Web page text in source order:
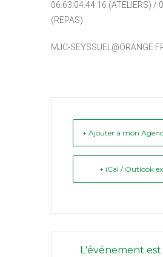
06.63.04.44.16 (ATELIERS) /
(REPAS)
MJC-
+ Ajouter à mon
+ iCal / Outlook
L'événement